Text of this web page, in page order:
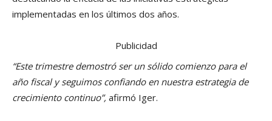
implementadas en los últimos dos años.
Publicidad
“Este trimestre demostró ser un sólido comienzo para el
año fiscal y seguimos confiando en nuestra estrategia de
crecimiento continuo”, afirmó Iger.